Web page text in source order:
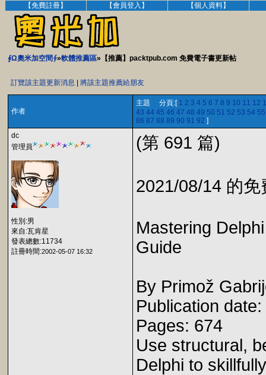
【免費註冊】 【會員登入】 【個人資料】
∮Ω奧米加空間∮»軟體推薦區»【推薦】packtpub.com 免費電子書更新帖
訂覽該主題更新消息 將該主題推薦給朋友
作者
主題 分頁:[ 1 2 3 4 5 6 7 8 9 10 11 12
43 44 45 46 47 48 49 50 51 52 53 54 55
86 87 88 89 90 91 92 ]
dc
管理員
性別:男
來自:瓦肯星
發表總數:11734
註冊時間:2002-05-07 16:32
(第 691 篇)
2021/08/14 的
Mastering
Guide
By Primož
Publication
Pages: 674
Use structural,
Delphi to